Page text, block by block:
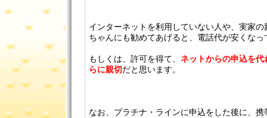
インターネットを利用していない人や、実家
ちゃんにも勧めてあげると、電話代が安くな
もしくは、許可を得て、 ネットからの申込を
らに親切 だと思います。
なお、プラチナ・ラインに申込をした後に、